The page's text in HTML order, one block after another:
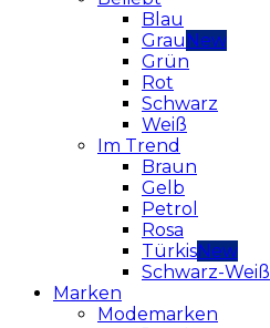
Blau
Grau
Grün
Rot
Schwarz
Weiß
Im Trend
Braun
Gelb
Petrol
Rosa
Türkis
Schwarz-Weiß
Marken
Modemarken